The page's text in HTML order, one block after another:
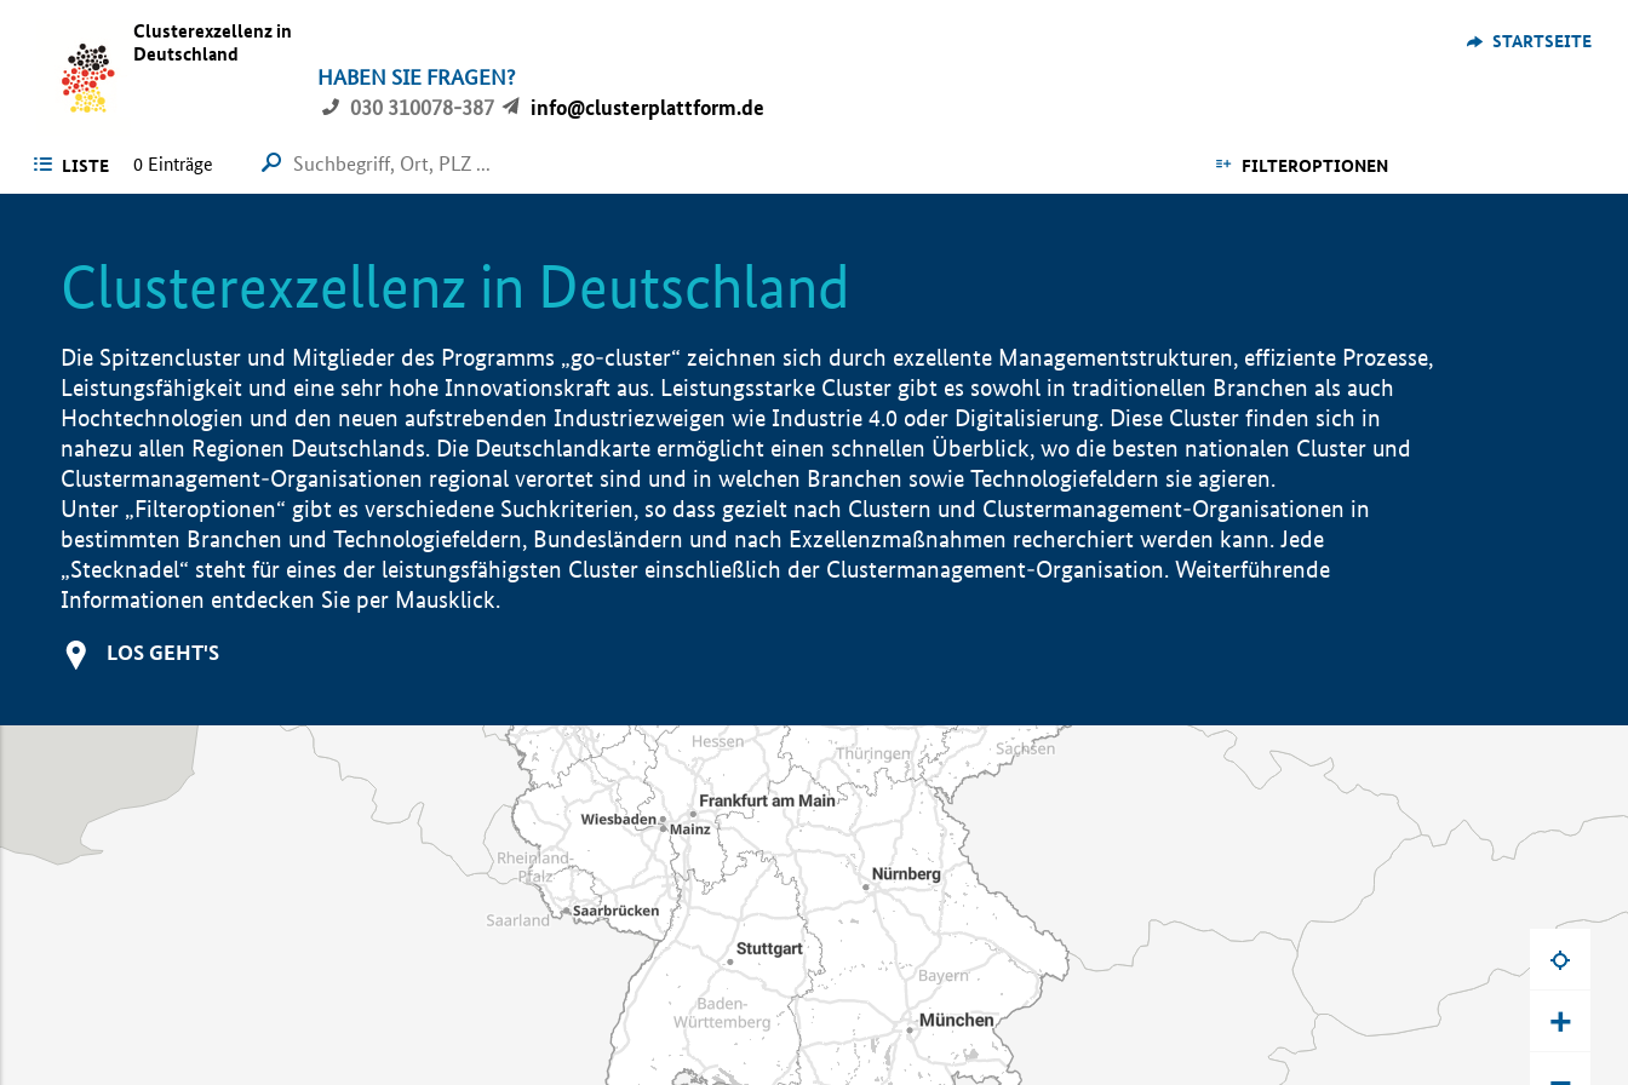
Clusterexzellenz in
Deutschland
HABEN SIE FRAGEN?
030 310078-387
info@clusterplattform.de
STARTSEITE
LISTE FILTEROPTIONEN
0 Einträge
Clusterexzellenz in Deutschland
Die Spitzencluster und Mitglieder des Programms „go-cluster“ zeichnen sich durch exzellente Managementstrukturen, effiziente Prozesse,
Leistungsfähigkeit und eine sehr hohe Innovationskraft aus. Leistungsstarke Cluster gibt es sowohl in traditionellen Branchen als auch
Hochtechnologien und den neuen aufstrebenden Industriezweigen wie Industrie 4.0 oder Digitalisierung. Diese Cluster finden sich in
nahezu allen Regionen Deutschlands. Die Deutschlandkarte ermöglicht einen schnellen Überblick, wo die besten nationalen Cluster und
Clustermanagement-Organisationen regional verortet sind und in welchen Branchen sowie Technologiefeldern sie agieren.
Unter „Filteroptionen“ gibt es verschiedene Suchkriterien, so dass gezielt nach Clustern und Clustermanagement-Organisationen in
bestimmten Branchen und Technologiefeldern, Bundesländern und nach Exzellenzmaßnahmen recherchiert werden kann. Jede
„Stecknadel“ steht für eines der leistungsfähigsten Cluster einschließlich der Clustermanagement-Organisation. Weiterführende
Informationen entdecken Sie per Mausklick.
LOS GEHT'S
+